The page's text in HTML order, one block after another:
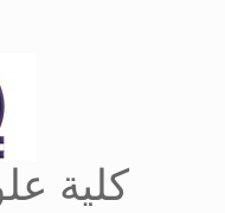
كلية